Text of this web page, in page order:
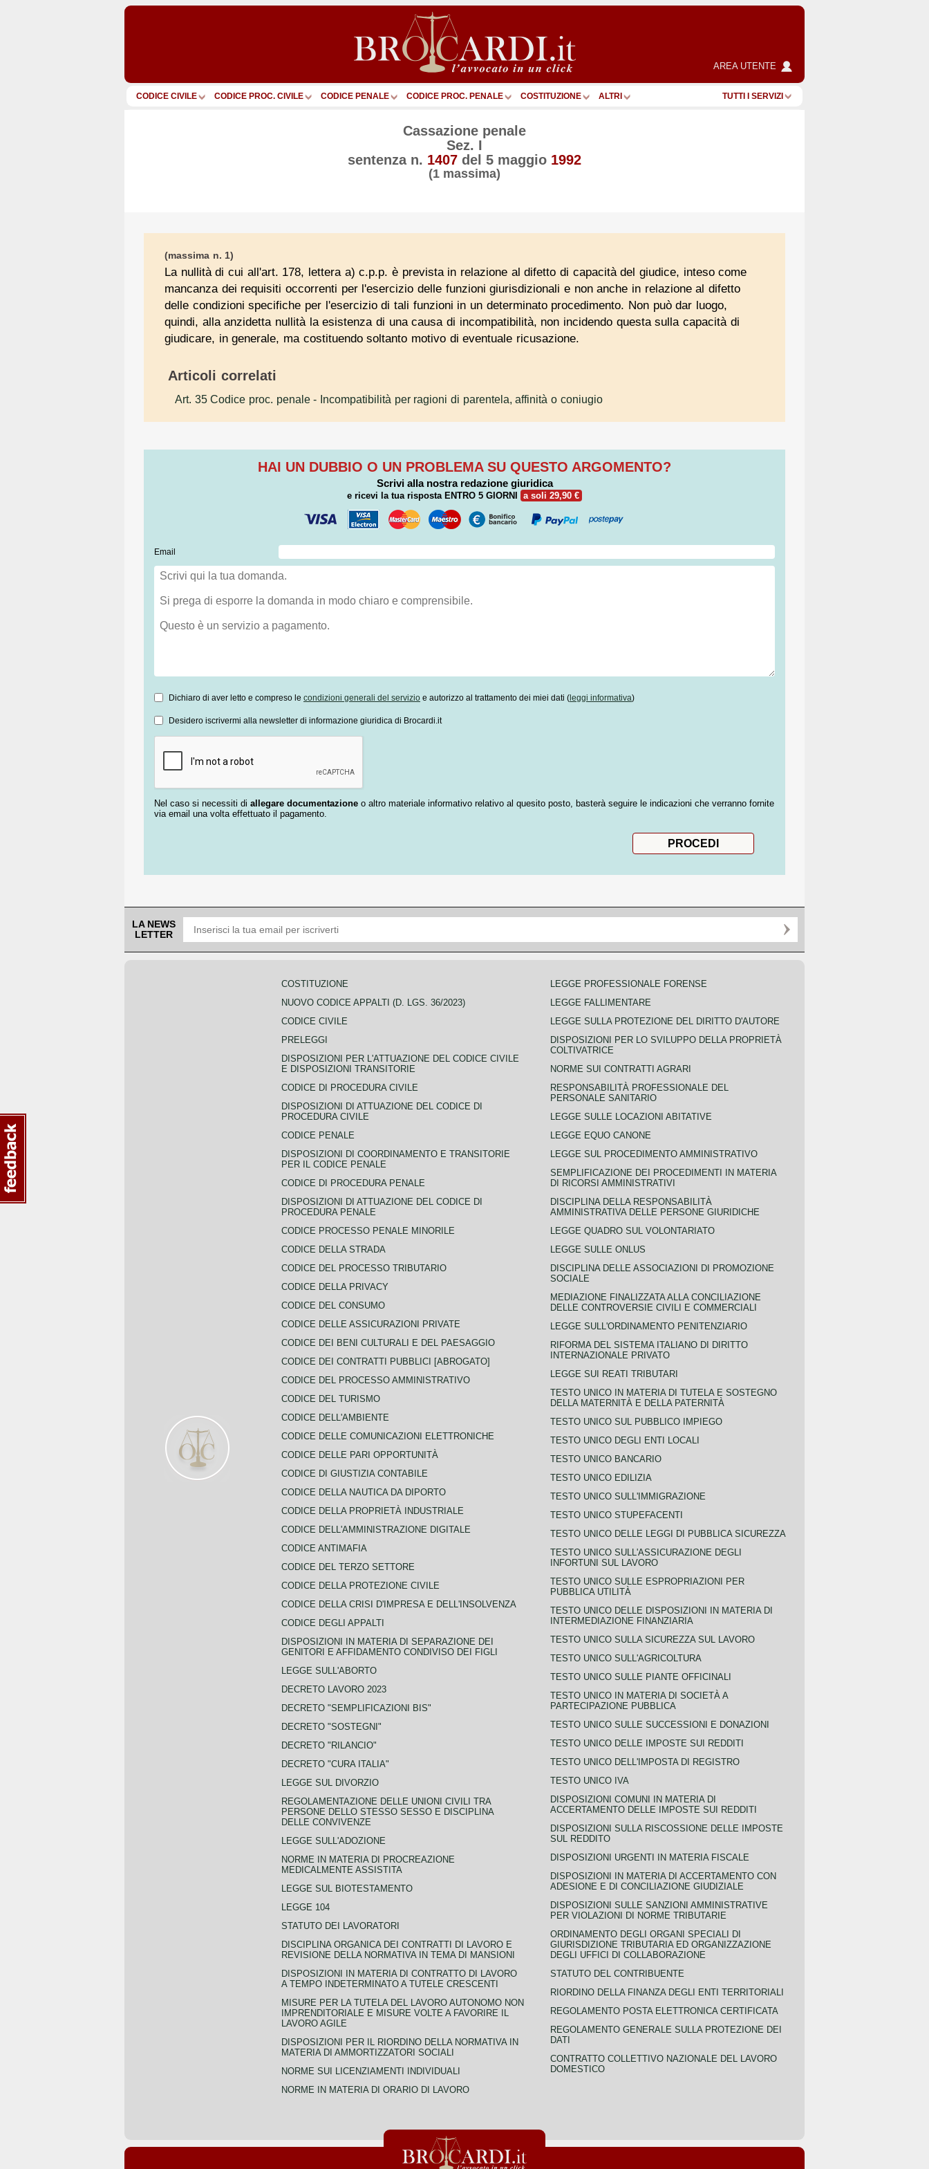
AREA UTENTE
CODICE CIVILE CODICE PROC. CIVILE CODICE PENALE CODICE PROC. PENALE COSTITUZIONE ALTRI TUTTI I SERVIZI
Cassazione penale
Sez. I
sentenza n. 1407 del 5 maggio 1992
(1 massima)
(massima n. 1)
La nullità di cui all'art. 178, lettera a) c.p.p. è prevista in relazione al difetto di capacità del giudice, inteso come
mancanza dei requisiti occorrenti per l'esercizio delle funzioni giurisdizionali e non anche in relazione al difetto
delle condizioni specifiche per l'esercizio di tali funzioni in un determinato procedimento. Non può dar luogo,
quindi, alla anzidetta nullità la esistenza di una causa di incompatibilità, non incidendo questa sulla capacità di
giudicare, in generale, ma costituendo soltanto motivo di eventuale ricusazione.
Articoli correlati
Art. 35 Codice proc. penale- Incompatibilità per ragioni di parentela, affinità o coniugio
HAI UN DUBBIO O UN PROBLEMA SU QUESTO ARGOMENTO?
Scrivi alla nostra redazione giuridica
e ricevi la tua risposta ENTRO 5 GIORNI a soli 29,90 €
Email
Dichiaro di aver letto e compreso le condizioni generali del servizio e autorizzo al trattamento dei miei dati ( leggi informativa)
Desidero iscrivermi alla newsletter di informazione giuridica di Brocardi.it
Nel caso si necessiti di allegare documentazione o altro materiale informativo relativo al quesito posto, basterà seguire le indicazioni che verranno fornite
via email una volta effettuato il pagamento.
LA NEWS
LETTER
COSTITUZIONE
NUOVO CODICE APPALTI (D. LGS. 36/2023)
CODICE CIVILE
PRELEGGI
DISPOSIZIONI PER L'ATTUAZIONE DEL CODICE CIVILE
E DISPOSIZIONI TRANSITORIE
CODICE DI PROCEDURA CIVILE
DISPOSIZIONI DI ATTUAZIONE DEL CODICE DI
PROCEDURA CIVILE
CODICE PENALE
DISPOSIZIONI DI COORDINAMENTO E TRANSITORIE
PER IL CODICE PENALE
CODICE DI PROCEDURA PENALE
DISPOSIZIONI DI ATTUAZIONE DEL CODICE DI
PROCEDURA PENALE
CODICE PROCESSO PENALE MINORILE
CODICE DELLA STRADA
CODICE DEL PROCESSO TRIBUTARIO
CODICE DELLA PRIVACY
CODICE DEL CONSUMO
CODICE DELLE ASSICURAZIONI PRIVATE
CODICE DEI BENI CULTURALI E DEL PAESAGGIO
CODICE DEI CONTRATTI PUBBLICI [ABROGATO]
CODICE DEL PROCESSO AMMINISTRATIVO
CODICE DEL TURISMO
CODICE DELL'AMBIENTE
CODICE DELLE COMUNICAZIONI ELETTRONICHE
CODICE DELLE PARI OPPORTUNITÀ
CODICE DI GIUSTIZIA CONTABILE
CODICE DELLA NAUTICA DA DIPORTO
CODICE DELLA PROPRIETÀ INDUSTRIALE
CODICE DELL'AMMINISTRAZIONE DIGITALE
CODICE ANTIMAFIA
CODICE DEL TERZO SETTORE
CODICE DELLA PROTEZIONE CIVILE
CODICE DELLA CRISI D'IMPRESA E DELL'INSOLVENZA
CODICE DEGLI APPALTI
DISPOSIZIONI IN MATERIA DI SEPARAZIONE DEI
GENITORI E AFFIDAMENTO CONDIVISO DEI FIGLI
LEGGE SULL'ABORTO
DECRETO LAVORO 2023
DECRETO "SEMPLIFICAZIONI BIS"
DECRETO "SOSTEGNI"
DECRETO "RILANCIO"
DECRETO "CURA ITALIA"
LEGGE SUL DIVORZIO
REGOLAMENTAZIONE DELLE UNIONI CIVILI TRA
PERSONE DELLO STESSO SESSO E DISCIPLINA
DELLE CONVIVENZE
LEGGE SULL'ADOZIONE
NORME IN MATERIA DI PROCREAZIONE
MEDICALMENTE ASSISTITA
LEGGE SUL BIOTESTAMENTO
LEGGE 104
STATUTO DEI LAVORATORI
DISCIPLINA ORGANICA DEI CONTRATTI DI LAVORO E
REVISIONE DELLA NORMATIVA IN TEMA DI MANSIONI
DISPOSIZIONI IN MATERIA DI CONTRATTO DI LAVORO
A TEMPO INDETERMINATO A TUTELE CRESCENTI
MISURE PER LA TUTELA DEL LAVORO AUTONOMO NON
IMPRENDITORIALE E MISURE VOLTE A FAVORIRE IL
LAVORO AGILE
DISPOSIZIONI PER IL RIORDINO DELLA NORMATIVA IN
MATERIA DI AMMORTIZZATORI SOCIALI
NORME SUI LICENZIAMENTI INDIVIDUALI
NORME IN MATERIA DI ORARIO DI LAVORO
LEGGE PROFESSIONALE FORENSE
LEGGE FALLIMENTARE
LEGGE SULLA PROTEZIONE DEL DIRITTO D'AUTORE
DISPOSIZIONI PER LO SVILUPPO DELLA PROPRIETÀ
COLTIVATRICE
NORME SUI CONTRATTI AGRARI
RESPONSABILITÀ PROFESSIONALE DEL
PERSONALE SANITARIO
LEGGE SULLE LOCAZIONI ABITATIVE
LEGGE EQUO CANONE
LEGGE SUL PROCEDIMENTO AMMINISTRATIVO
SEMPLIFICAZIONE DEI PROCEDIMENTI IN MATERIA
DI RICORSI AMMINISTRATIVI
DISCIPLINA DELLA RESPONSABILITÀ
AMMINISTRATIVA DELLE PERSONE GIURIDICHE
LEGGE QUADRO SUL VOLONTARIATO
LEGGE SULLE ONLUS
DISCIPLINA DELLE ASSOCIAZIONI DI PROMOZIONE
SOCIALE
MEDIAZIONE FINALIZZATA ALLA CONCILIAZIONE
DELLE CONTROVERSIE CIVILI E COMMERCIALI
LEGGE SULL'ORDINAMENTO PENITENZIARIO
RIFORMA DEL SISTEMA ITALIANO DI DIRITTO
INTERNAZIONALE PRIVATO
LEGGE SUI REATI TRIBUTARI
TESTO UNICO IN MATERIA DI TUTELA E SOSTEGNO
DELLA MATERNITÀ E DELLA PATERNITÀ
TESTO UNICO SUL PUBBLICO IMPIEGO
TESTO UNICO DEGLI ENTI LOCALI
TESTO UNICO BANCARIO
TESTO UNICO EDILIZIA
TESTO UNICO SULL'IMMIGRAZIONE
TESTO UNICO STUPEFACENTI
TESTO UNICO DELLE LEGGI DI PUBBLICA SICUREZZA
TESTO UNICO SULL'ASSICURAZIONE DEGLI
INFORTUNI SUL LAVORO
TESTO UNICO SULLE ESPROPRIAZIONI PER
PUBBLICA UTILITÀ
TESTO UNICO DELLE DISPOSIZIONI IN MATERIA DI
INTERMEDIAZIONE FINANZIARIA
TESTO UNICO SULLA SICUREZZA SUL LAVORO
TESTO UNICO SULL'AGRICOLTURA
TESTO UNICO SULLE PIANTE OFFICINALI
TESTO UNICO IN MATERIA DI SOCIETÀ A
PARTECIPAZIONE PUBBLICA
TESTO UNICO SULLE SUCCESSIONI E DONAZIONI
TESTO UNICO DELLE IMPOSTE SUI REDDITI
TESTO UNICO DELL'IMPOSTA DI REGISTRO
TESTO UNICO IVA
DISPOSIZIONI COMUNI IN MATERIA DI
ACCERTAMENTO DELLE IMPOSTE SUI REDDITI
DISPOSIZIONI SULLA RISCOSSIONE DELLE IMPOSTE
SUL REDDITO
DISPOSIZIONI URGENTI IN MATERIA FISCALE
DISPOSIZIONI IN MATERIA DI ACCERTAMENTO CON
ADESIONE E DI CONCILIAZIONE GIUDIZIALE
DISPOSIZIONI SULLE SANZIONI AMMINISTRATIVE
PER VIOLAZIONI DI NORME TRIBUTARIE
ORDINAMENTO DEGLI ORGANI SPECIALI DI
GIURISDIZIONE TRIBUTARIA ED ORGANIZZAZIONE
DEGLI UFFICI DI COLLABORAZIONE
STATUTO DEL CONTRIBUENTE
RIORDINO DELLA FINANZA DEGLI ENTI TERRITORIALI
REGOLAMENTO POSTA ELETTRONICA CERTIFICATA
REGOLAMENTO GENERALE SULLA PROTEZIONE DEI
DATI
CONTRATTO COLLETTIVO NAZIONALE DEL LAVORO
DOMESTICO